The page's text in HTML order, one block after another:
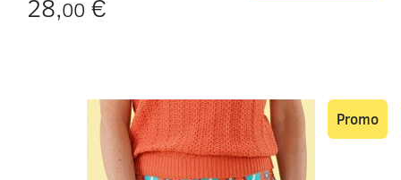
28,00 €
Promo